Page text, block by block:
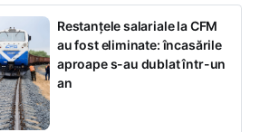
Restanțele salariale la CFM
au fost eliminate: încasările
aproape s-au dublat într-un
an